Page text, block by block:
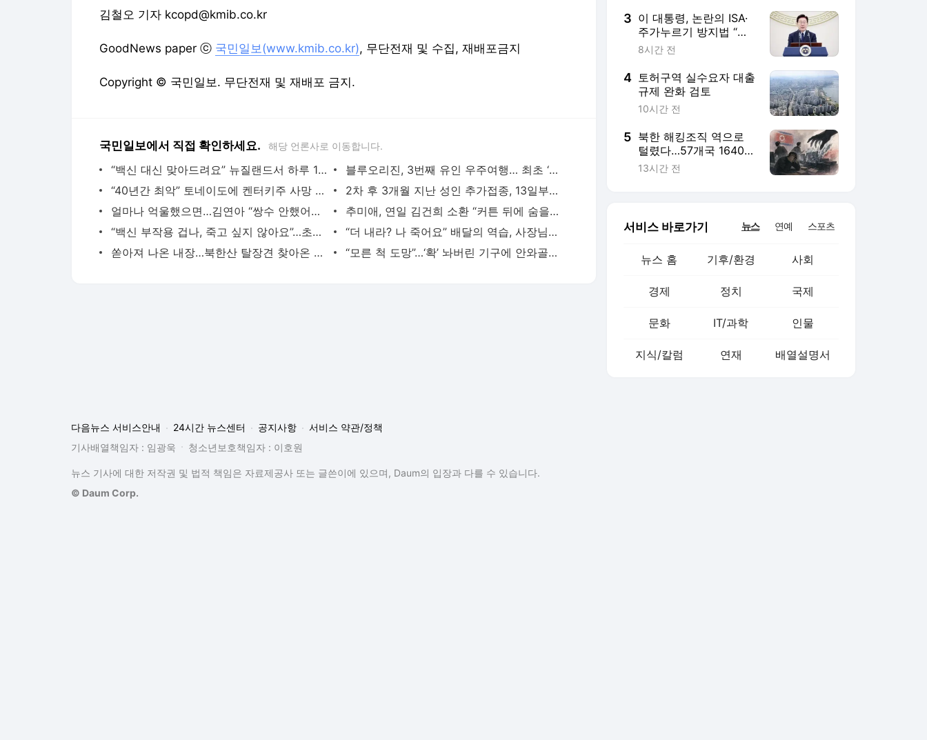
김철오 기자 kcopd@kmib.co.kr
GoodNews paper ⓒ 국민일보(www.kmib.co.kr), 무단전재 및 수집, 재배포금지
Copyright © 국민일보. 무단전재 및 재배포 금지.
국민일보에서 직접 확인하세요. 해당 언론사로 이동합니다.
“백신 대신 맞아드려요” 뉴질랜드서 하루 10회 대리 접종
블루오리진, 3번째 유인 우주여행… 최초 ‘부녀 우주여행’도
“40년간 최악” 토네이도에 켄터키주 사망 100명 달할듯
2차 후 3개월 지난 성인 추가접종, 13일부터 사전예약
얼마나 억울했으면…김연아 “쌍수 안했어요” 셀카 해명
추미애, 연일 김건희 소환 “커튼 뒤에 숨을 때 아냐”
“백신 부작용 겁나, 죽고 싶지 않아요”…초6의 호소
“더 내라? 나 죽어요” 배달의 역습, 사장님들 비명 [이슈&탐사]
쏟아져 나온 내장…북한산 탈장견 찾아온 9개월 기적 [개st하우스]
“모른 척 도망”…‘확’ 놔버린 기구에 안와골절, 과실은? [영상]
3 이 대통령, 논란의 ISA·
주가누르기 방지법 “전
면 재검토”
8시간 전
4 토허구역 실수요자 대출
규제 완화 검토
10시간 전
5 북한 해킹조직 역으로
털렸다…57개국 1640개
기업 공격 사실 확인
13시간 전
서비스 바로가기 뉴스 연예 스포츠
뉴스 홈 기후/환경 사회
경제 정치 국제
문화 IT/과학 인물
지식/칼럼 연재 배열설명서
다음뉴스 서비스안내 24시간 뉴스센터 공지사항
서비스 약관/정책
기사배열책임자 : 임광욱
청소년보호책임자 : 이호원
뉴스 기사에 대한 저작권 및 법적 책임은 자료제공사 또는 글쓴이에 있으며, Daum의 입장과 다를 수 있습니다.
© Daum Corp.